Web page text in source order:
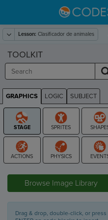
Lesson: Clasificador de animales
TOOLKIT
GRAPHICS LOGIC SUBJECT
GRAPHICS
Browse Image Library
Drag & drop, double-click, or press